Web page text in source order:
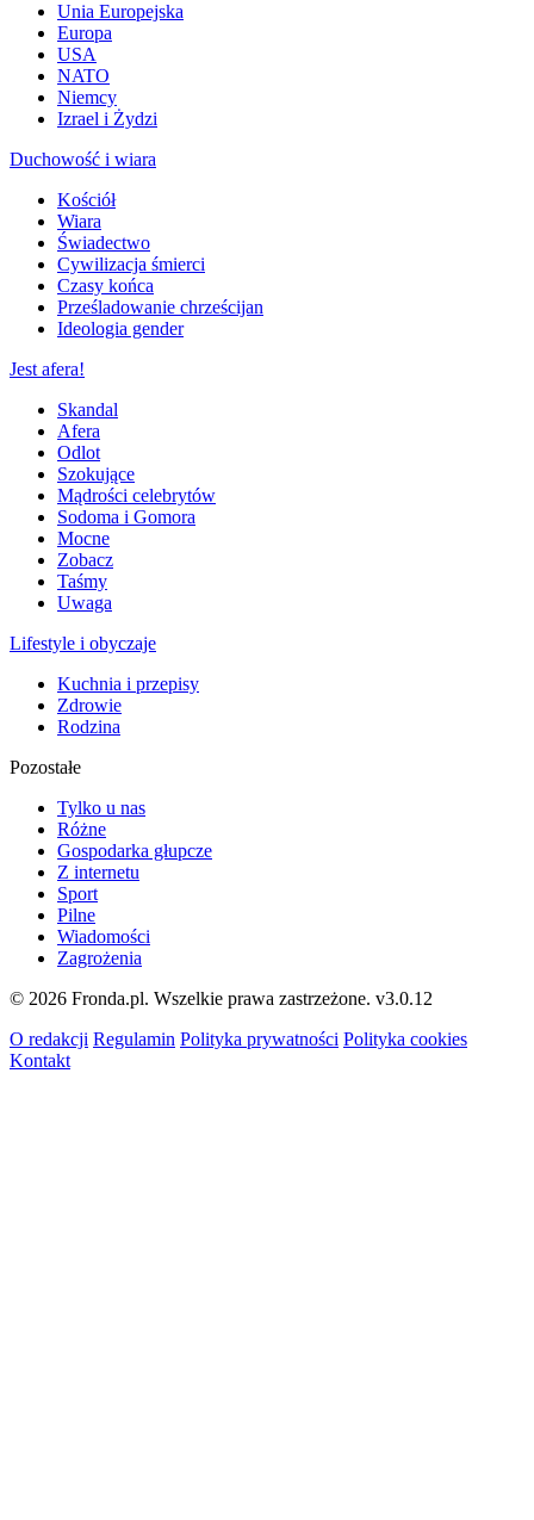
Unia Europejska
Europa
USA
NATO
Niemcy
Izrael i Żydzi
Duchowość i wiara
Kościół
Wiara
Świadectwo
Cywilizacja śmierci
Czasy końca
Prześladowanie chrześcijan
Ideologia gender
Jest afera!
Skandal
Afera
Odlot
Szokujące
Mądrości celebrytów
Sodoma i Gomora
Mocne
Zobacz
Taśmy
Uwaga
Lifestyle i obyczaje
Kuchnia i przepisy
Zdrowie
Rodzina
Pozostałe
Tylko u nas
Różne
Gospodarka głupcze
Z internetu
Sport
Pilne
Wiadomości
Zagrożenia
© 2026 Fronda.pl. Wszelkie prawa zastrzeżone. v3.0.12
O redakcji Regulamin Polityka prywatności Polityka cookies
Kontakt